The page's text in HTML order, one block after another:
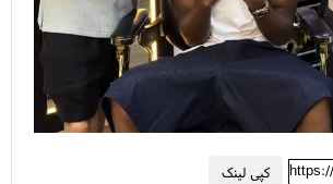
کپی لینک